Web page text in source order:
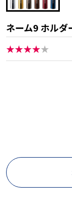
ネーム9 ホルダ
★★★★★